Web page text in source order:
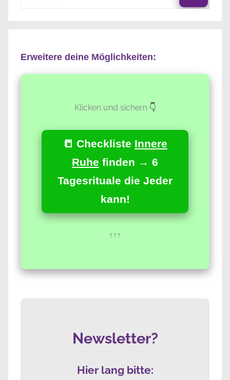
Erweitere deine Möglichkeiten:
Klicken und sichern👇
📒 Checkliste Innere
Ruhe finden → 6
Tagesrituale die Jeder
kann!
↑↑↑
Newsletter?
Hier lang bitte: